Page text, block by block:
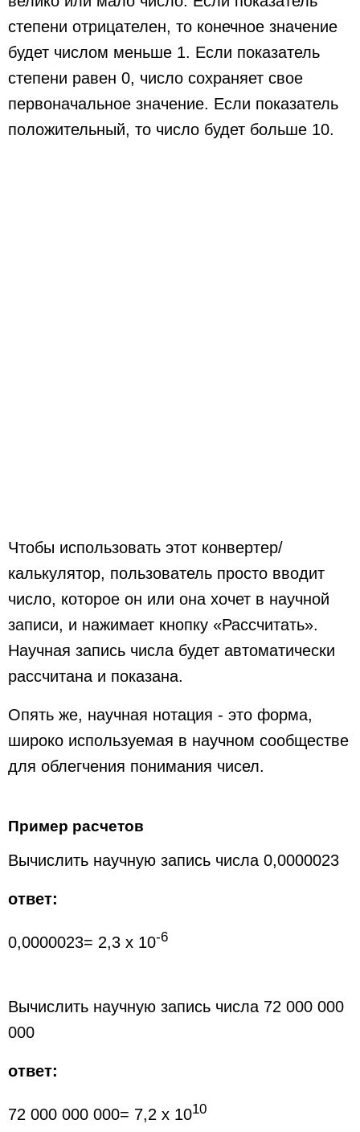
степени отрицателен, то конечное значение
будет числом меньше 1. Если показатель
степени равен 0, число сохраняет свое
первоначальное значение. Если показатель
положительный, то число будет больше 10.
Чтобы использовать этот конвертер/
калькулятор, пользователь просто вводит
число, которое он или она хочет в научной
записи, и нажимает кнопку «Рассчитать».
Научная запись числа будет автоматически
рассчитана и показана.
Опять же, научная нотация - это форма,
широко используемая в научном сообществе
для облегчения понимания чисел.
Пример расчетов
Вычислить научную запись числа 0,0000023
ответ:
0,0000023= 2,3 x 10-6
Вычислить научную запись числа 72 000 000
000
ответ:
72 000 000 000= 7,2 x 1010